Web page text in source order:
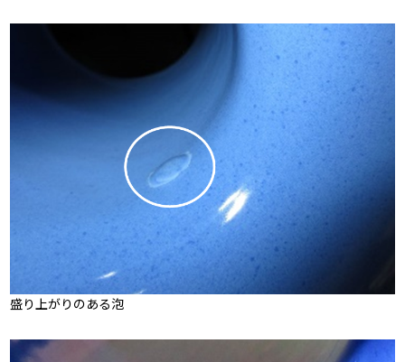
盛り上がりのある泡